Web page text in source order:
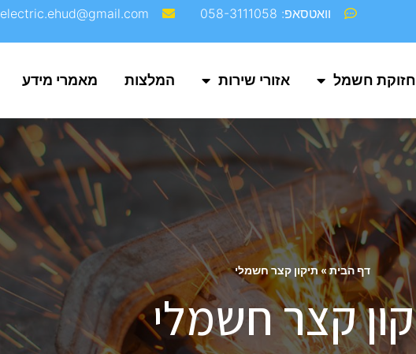
וואטסאפ: 058-3111058 electric.ehud@gmail.com‬
חשמל אזורי שירות המלצות מאמרי מידע
דף הבית»תיקון קצר חשמלי
קצר חשמלי